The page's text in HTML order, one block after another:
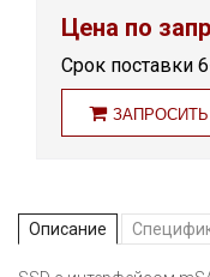
Цена по
Срок поставки
Описание